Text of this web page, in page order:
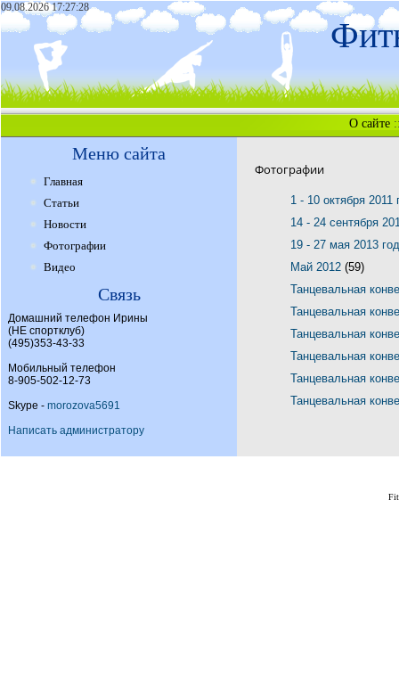
09.08.2026 17:27:28
О сайте
Меню сайта
Главная
Статьи
Новости
Фотографии
Видео
Связь
Домашний телефон Ирины
(НЕ спортклуб)
(495)353-43-33
Мобильный телефон
8-905-502-12-73
Skype - morozova5691
Написать администратору
Фотографии
1 - 10 октября 2011
14 - 24 сентября
19 - 27 мая 2013
Май 2012 (59)
Танцевальная
Танцевальная
Танцевальная
Танцевальная
Танцевальная
Танцевальная